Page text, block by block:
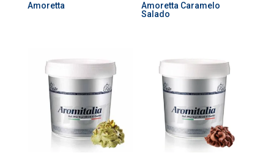
Amoretta
Amoretta Caramelo
Salado